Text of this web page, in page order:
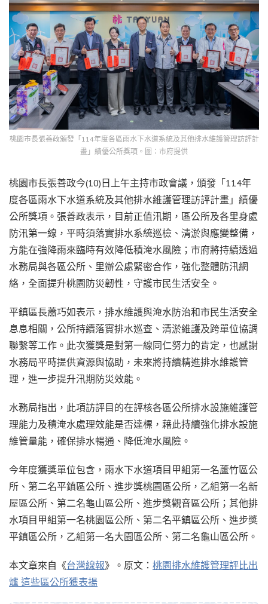
桃園市長張善政頒發「114年度各區雨水下水道系統及其他排水維護管理訪評計
畫」績優公所獎項。圖：市府提供
桃園市長張善政今(10)日上午主持市政會議，頒發「114年
度各區雨水下水道系統及其他排水維護管理訪評計畫」績優
公所獎項。張善政表示，目前正值汛期，區公所及各里身處
防汛第一線，平時須落實排水系統巡檢、清淤與應變整備，
方能在強降雨來臨時有效降低積淹水風險；市府將持續透過
水務局與各區公所、里辦公處緊密合作，強化整體防汛網
絡，全面提升桃園防災韌性，守護市民生活安全。
平鎮區長蕭巧如表示，排水維護與淹水防治和市民生活安全
息息相關，公所持續落實排水巡查、清淤維護及跨單位協調
聯繫等工作。此次獲獎是對第一線同仁努力的肯定，也感謝
水務局平時提供資源與協助，未來將持續精進排水維護管
理，進一步提升汛期防災效能。
水務局指出，此項訪評目的在評核各區公所排水設施維護管
理能力及積淹水處理效能是否達標，藉此持續強化排水設施
維管量能，確保排水暢通、降低淹水風險。
今年度獲獎單位包含，雨水下水道項目甲組第一名蘆竹區公
所、第二名平鎮區公所、進步獎桃園區公所，乙組第一名新
屋區公所、第二名龜山區公所、進步獎觀音區公所；其他排
水項目甲組第一名桃園區公所、第二名平鎮區公所、進步獎
平鎮區公所，乙組第一名大園區公所、第二名龜山區公所。
本文章來自《台灣線報》。原文： 桃園排水維護管理評比出
爐 這些區公所獲表揚